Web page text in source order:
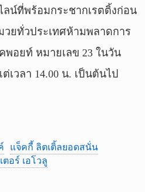
น์ที่พร้อมกระชากเรตติ้งก่อน
ยทั่วประเทศห้ามพลาดการ
พอยท์ หมายเลข 23 ในวัน
เวลา 14.00 น. เป็นต้นไป
แจ็คกี้ ลิตเติ้ลยอดสนั่น
ตอร์ เอโวลู